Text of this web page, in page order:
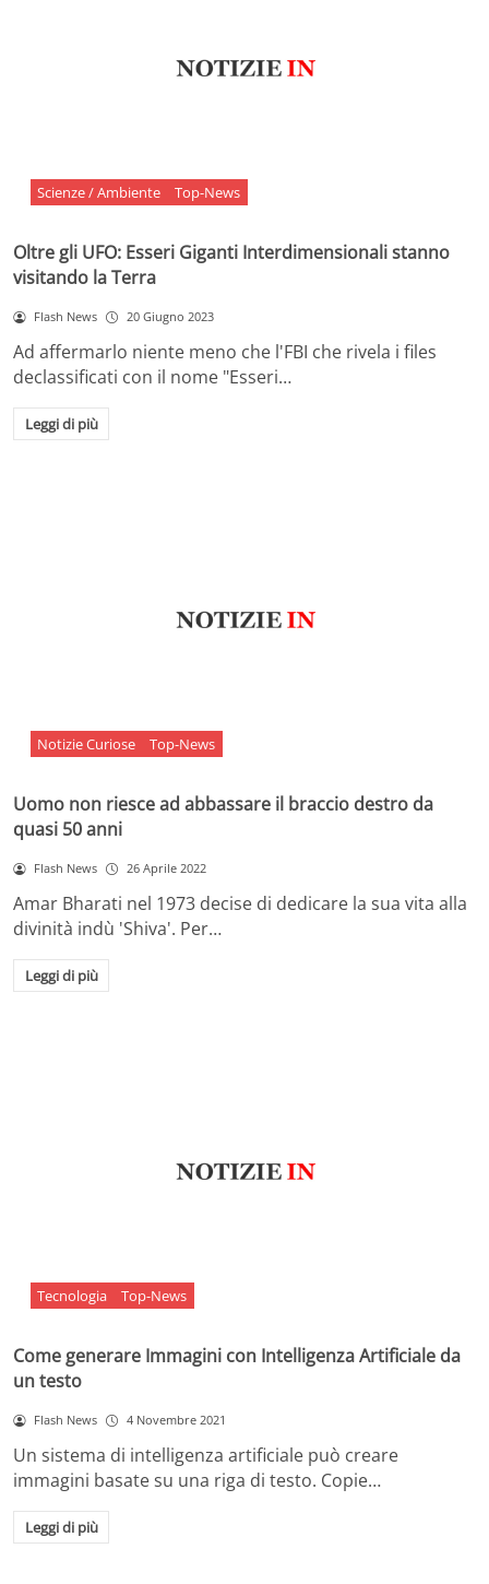
Scienze / Ambiente Top-News
Oltre gli UFO: Esseri Giganti Interdimensionali stanno
visitando la Terra
Flash News 20 Giugno 2023
Ad affermarlo niente meno che l'FBI che rivela i files
declassificati con il nome "Esseri…
Leggi di più
Notizie Curiose Top-News
Uomo non riesce ad abbassare il braccio destro da
quasi 50 anni
Flash News 26 Aprile 2022
Amar Bharati nel 1973 decise di dedicare la sua vita alla
divinità indù 'Shiva'. Per…
Leggi di più
Tecnologia Top-News
Come generare Immagini con Intelligenza Artificiale da
un testo
Flash News 4 Novembre 2021
Un sistema di intelligenza artificiale può creare
immagini basate su una riga di testo. Copie…
Leggi di più